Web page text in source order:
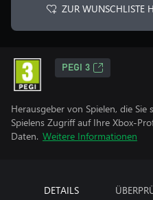
ZUR WUNSCHLISTE
PEGI 3
Herausgeber von Spielen, die
Spielens Zugriff auf Ihre Xbox-
Daten. Weitere Informationen
DETAILS